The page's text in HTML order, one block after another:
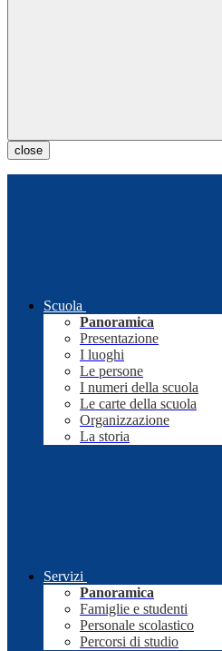
close
Scuola
Panoramica
Presentazione
I luoghi
Le persone
I numeri della scuola
Le carte della scuola
Organizzazione
La storia
Servizi
Panoramica
Famiglie e studenti
Personale scolastico
Percorsi di studio